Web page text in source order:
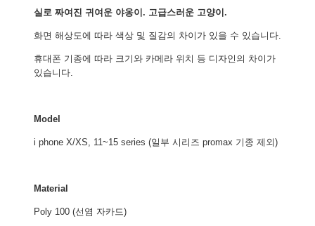
실로 짜여진 귀여운 야옹이. 고급스러운 고양이.
화면 해상도에 따라 색상 및 질감의 차이가 있을 수 있습니다.
휴대폰 기종에 따라 크기와 카메라 위치 등 디자인의 차이가
있습니다.
Model
i phone X/XS, 11~15 series (일부 시리즈 promax 기종 제외)
Material
Poly 100 (선염 자카드)